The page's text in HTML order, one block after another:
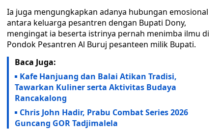
Ia juga mengungkapkan adanya hubungan emosional
antara keluarga pesantren dengan Bupati Dony,
mengingat ia beserta istrinya pernah menimba ilmu di
Pondok Pesantren Al Buruj pesanteen milik Bupati.
Baca Juga:
Kafe Hanjuang dan Balai Atikan Tradisi,
Tawarkan Kuliner serta Aktivitas Budaya
Rancakalong
Chris John Hadir, Prabu Combat Series 2026
Guncang GOR Tadjimalela